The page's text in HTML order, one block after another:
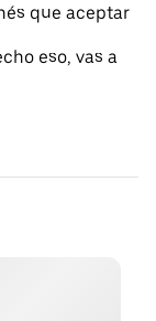
que aceptar
eso, vas a